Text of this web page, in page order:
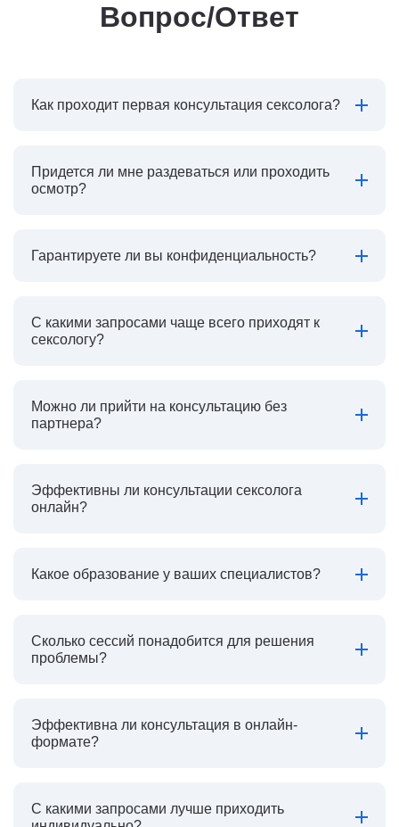
Вопрос/Ответ
Как проходит первая консультация сексолога?
Придется ли мне раздеваться или проходить
осмотр?
Гарантируете ли вы конфиденциальность?
С какими запросами чаще всего приходят к
сексологу?
Можно ли прийти на консультацию без
партнера?
Эффективны ли консультации сексолога
онлайн?
Какое образование у ваших специалистов?
Сколько сессий понадобится для решения
проблемы?
Эффективна ли консультация в онлайн-
формате?
С какими запросами лучше приходить